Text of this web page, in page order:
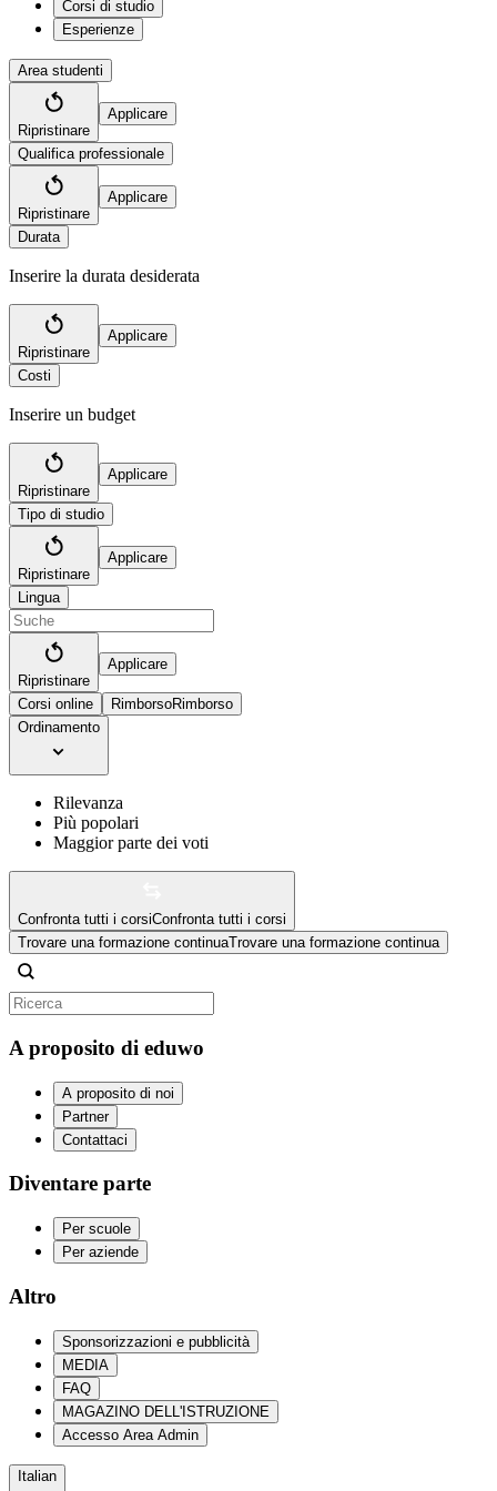
Corsi di studio
Esperienze
Area studenti
Ripristinare
Applicare
Qualifica professionale
Ripristinare
Applicare
Durata
Inserire la durata desiderata
Ripristinare
Applicare
Costi
Inserire un budget
Ripristinare
Applicare
Tipo di studio
Ripristinare
Applicare
Lingua
Ripristinare
Applicare
Corsi online RimborsoRimborso
Ordinamento
Rilevanza
Più popolari
Maggior parte dei voti
Confronta tutti i corsiConfronta tutti i corsi
Trovare una formazione continuaTrovare una formazione continua
A proposito di eduwo
A proposito di noi
Partner
Contattaci
Diventare parte
Per scuole
Per aziende
Altro
Sponsorizzazioni e pubblicità
MEDIA
FAQ
MAGAZINO DELL'ISTRUZIONE
Accesso Area Admin
Italian